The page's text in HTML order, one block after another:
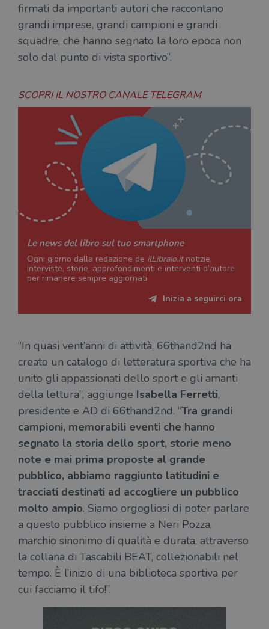
firmati da importanti autori che raccontano
grandi imprese, grandi campioni e grandi
squadre, che hanno segnato la loro epoca non
solo dal punto di vista sportivo”.
SCOPRI IL NOSTRO CANALE TELEGRAM
Le news del libro sul tuo smartphone
Ogni giorno dalla redazione de ilLibraio.itnotizie,
interviste, storie, approfondimenti e interventi d’autore
per rimanere sempre aggiornati
Inizia a seguirci ora
“In quasi vent’anni di attività, 66thand2nd ha
creato un catalogo di letteratura sportiva che ha
unito gli appassionati dello sport e gli amanti
della lettura”, aggiunge Isabella Ferretti,
presidente e AD di 66thand2nd. “Tra grandi
campioni, memorabili eventi che hanno
segnato la storia dello sport, storie meno
note e mai prima proposte al grande
pubblico, abbiamo raggiunto latitudini e
tracciati destinati ad accogliere un pubblico
molto ampio. Siamo orgogliosi di poter parlare
a questo pubblico insieme a Neri Pozza,
marchio sinonimo di qualità e durata, attraverso
la collana di Tascabili BEAT, collezionabili nel
tempo. È l’inizio di una biblioteca sportiva per
cui facciamo il tifo!”.